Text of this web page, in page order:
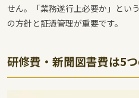
せん。「業務遂行上必要か」とい
の方針と証憑管理が重要です。
研修費・新聞図書費は5